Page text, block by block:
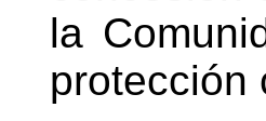
la
protección